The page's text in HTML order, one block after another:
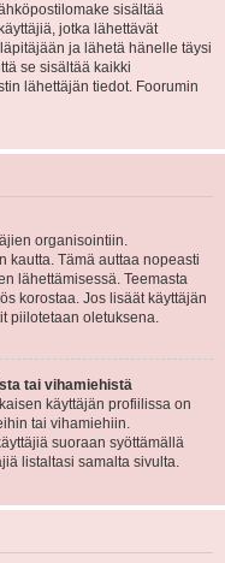
sisältää
jotka lähettävät
ja lähetä hänelle täysi
se sisältää kaikki
lähettäjän tiedot. Foorumin
organisointiin.
kautta. Tämä auttaa nopeasti
lähettämisessä. Teemasta
korostaa. Jos lisäät käyttäjän
piilotetaan oletuksena.
tai vihamiehistä
käyttäjän profiilissa on
tai vihamiehiin.
suoraan syöttämällä
listaltasi samalta sivulta.